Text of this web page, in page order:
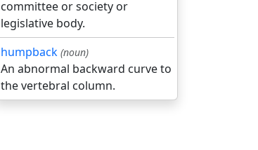
committee or society or
legislative body.
humpback (noun)
An abnormal backward curve to
the vertebral column.